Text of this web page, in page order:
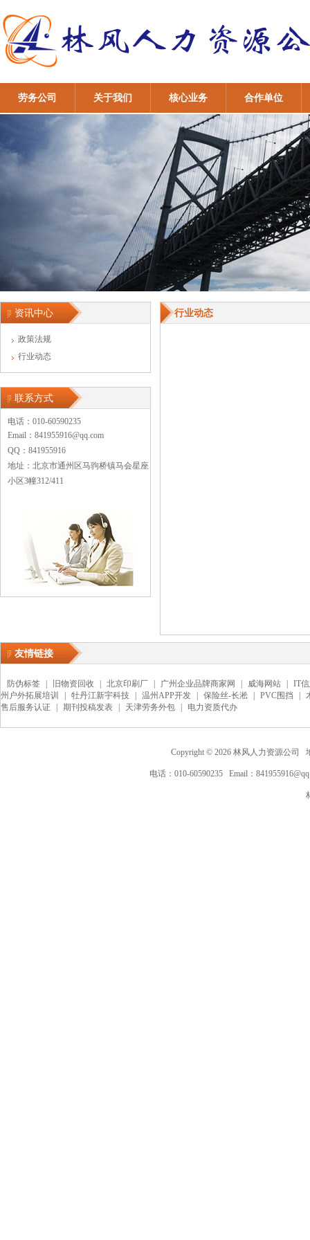
劳务公司 关于我们 核心业务 合作单位
资讯中心
政策法规
行业动态
联系方式
电话：010-60590235
Email：841955916@qq.com
QQ：841955916
地址：北京市通州区马驹桥镇马会星座
小区3幢312/411
行业动态
友情链接
防伪标签 旧物资回收 北京印刷厂 广州企业品牌商家网 威海网站
IT
州户外拓展培训
牡丹江新宇科技 温州APP开发 保险丝-长淞 PVC围挡
售后服务认证
期刊投稿发表 天津劳务外包 电力资质代办
Copyright © 2026 林风人力资源公司
电话：010-60590235 Email：